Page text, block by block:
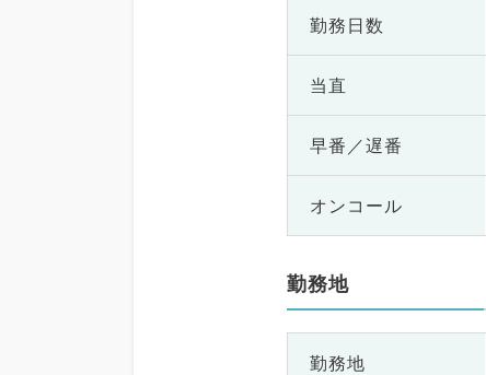
勤務日数
当直
早番／遅番
オンコール
勤務地
勤務地